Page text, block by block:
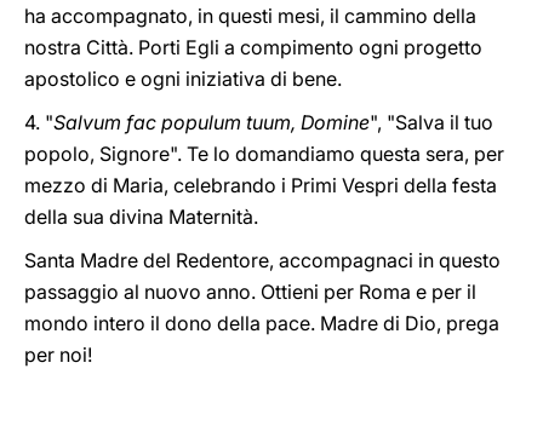
ha accompagnato, in questi mesi, il cammino della
nostra Città. Porti Egli a compimento ogni progetto
apostolico e ogni iniziativa di bene.
4. "Salvum fac populum tuum, Domine", "Salva il tuo
popolo, Signore". Te lo domandiamo questa sera, per
mezzo di Maria, celebrando i Primi Vespri della festa
della sua divina Maternità.
Santa Madre del Redentore, accompagnaci in questo
passaggio al nuovo anno. Ottieni per Roma e per il
mondo intero il dono della pace. Madre di Dio, prega
per noi!